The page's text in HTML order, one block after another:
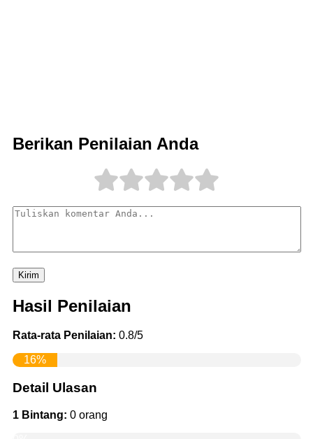
Berikan Penilaian Anda
Kirim
Hasil Penilaian
Rata-rata Penilaian: 0.8/5
16%
Detail Ulasan
1 Bintang: 0 orang